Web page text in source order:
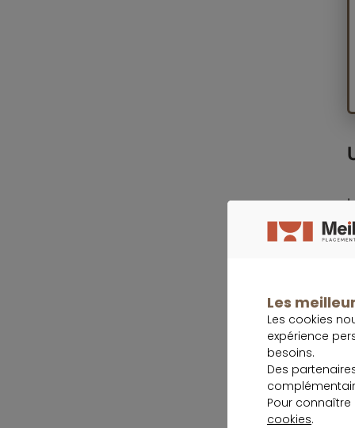
Les
Les cookies
expérience
besoins.
Des
Pour
cookies.